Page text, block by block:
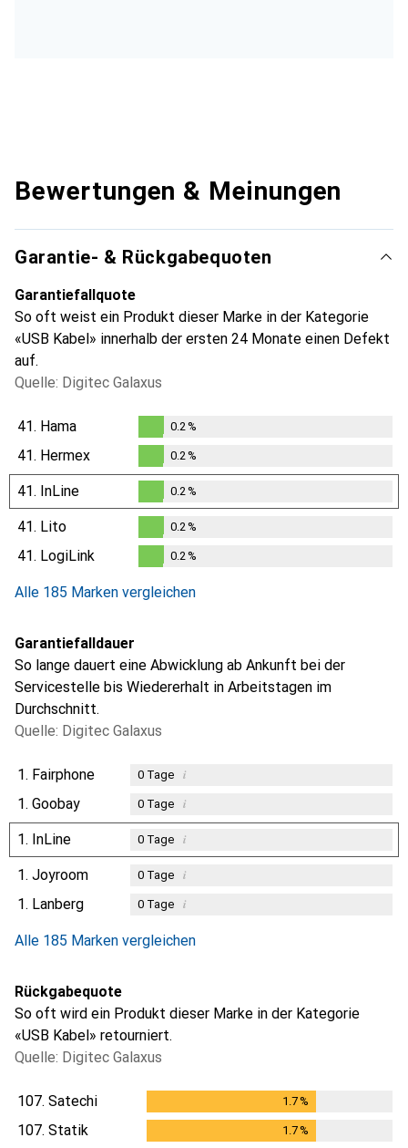
Bewertungen & Meinungen
Garantie- & Rückgabequoten
Garantiefallquote
So oft weist ein Produkt dieser Marke in der Kategorie
«USB Kabel» innerhalb der ersten 24 Monate einen Defekt
auf.
Quelle: Digitec Galaxus
41. Hama
0.2%
0.2 %
41. Hermex
0.2%
0.2 %
41. InLine
0.2%
0.2 %
41. Lito
0.2%
0.2 %
41. LogiLink 0.2 %
Alle 185 Marken vergleichen
Garantiefalldauer
So lange dauert eine Abwicklung ab Ankunft bei der
Servicestelle bis Wiedererhalt in Arbeitstagen im
Durchschnitt.
Quelle: Digitec Galaxus
1. Fairphone 0Tage i
1. Goobay 0Tage i
1. InLine 0Tage i
1. Joyroom 0Tage i
1. Lanberg 0Tage i
Alle 185 Marken vergleichen
Rückgabequote
So oft wird ein Produkt dieser Marke in der Kategorie
«USB Kabel» retourniert.
Quelle: Digitec Galaxus
107. Satechi 1.7%
107. Statik 1.7%